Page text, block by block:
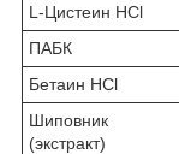
L-Цистеин HCl
ПАБК
Бетаин HCl
Шиповник
(экстракт)